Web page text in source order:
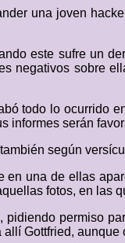
una joven
este sufre un
negativos sobre
todo lo ocurrido
informes serán
según
una de ellas
fotos, en las
permiso
Gottfried, aunque